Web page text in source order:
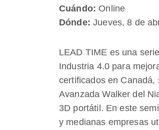
Cuándo: Online
Dónde:Jueves, 8 de
LEAD TIME es una
Industria 4.0 para
certificados en Canadá,
Avanzada Walker del
3D portátil. En este
y medianas empresas